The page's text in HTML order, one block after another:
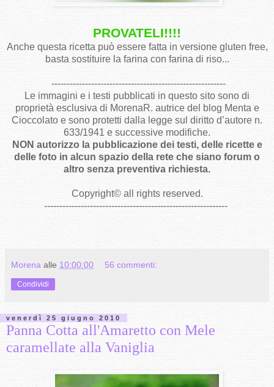
PROVATELI!!!!
Anche questa ricetta può essere fatta in versione gluten free,
basta sostituire la farina con farina di riso...
---------------------------------------------------------
Le immagini e i testi pubblicati in questo sito sono di
proprietà esclusiva di MorenaR. autrice del blog Menta e
Cioccolato e sono protetti dalla legge sul diritto d’autore n.
633/1941 e successive modifiche.
NON autorizzo la pubblicazione dei testi, delle ricette e
delle foto in alcun spazio della rete che siano forum o
altro senza preventiva richiesta.
Copyright© all rights reserved.
------------------------------------------------------------
Morena alle 10:00:00 56 commenti:
Condividi
venerdì 25 giugno 2010
Panna Cotta all'Amaretto con Mele
caramellate alla Vaniglia